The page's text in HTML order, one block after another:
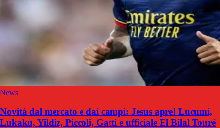
News
Novità dal mercato e dai campi: Jesus apre! Lucumi,
Lukaku, Yildiz, Piccoli, Gatti e ufficiale El Bilal Touré